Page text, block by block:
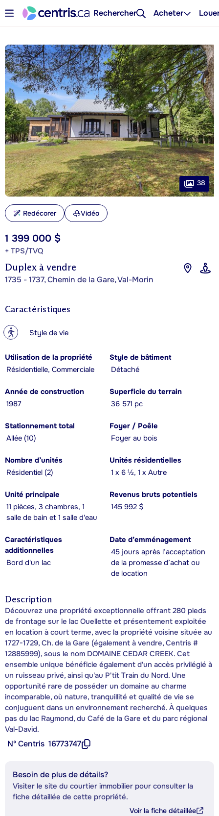
Rechercher Acheter
Duplex à vendre
1735 - 1737, Chemin de la Gare, Val-Morin
1 399 000 $
+ TPS/TVQ
38
Redécorer Vidéo
Caractéristiques
? Style de vie
Utilisation de la propriété
Résidentielle, Commerciale
Style de bâtiment
Détaché
Année de construction
1987
Superficie du terrain
36 571 pc
Stationnement total
Allée (10)
Foyer / Poêle
Foyer au bois
Nombre d’unités
Résidentiel (2)
Unités résidentielles
1 x 6 ½, 1 x Autre
Unité principale
11 pièces, 3 chambres, 1
salle de bain et 1 salle d'eau
Revenus bruts potentiels
145 992 $
Caractéristiques
additionnelles
Bord d'un lac
Date d’emménagement
45 jours après l’acceptation
de la promesse d’achat ou
de location
Description
Découvrez une propriété exceptionnelle offrant 280 pieds
de frontage sur le lac Ouellette et présentement exploitée
en location à court terme, avec la propriété voisine située au
1727-1729, Ch. de la Gare (également à vendre, Centris #
12885999), sous le nom DOMAINE CEDAR CREEK. Cet
ensemble unique bénéficie également d'un accès privilégié à
un ruisseau privé, ainsi qu'au P'tit Train du Nord. Une
opportunité rare de posséder un domaine au charme
incomparable, où nature, tranquillité et qualité de vie se
conjuguent dans un environnement recherché. À quelques
pas du lac Raymond, du Café de la Gare et du parc régional
Val-David.
Nº Centris 16773747
Besoin de plus de détails?
Visiter le site du courtier immobilier pour consulter la
fiche détaillée de cette propriété.
Voir la fiche détaillée